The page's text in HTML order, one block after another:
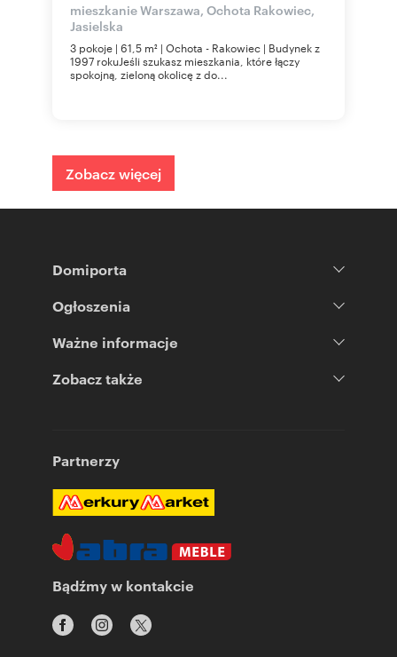
mieszkanie Warszawa, Ochota Rakowiec,
Jasielska
3 pokoje | 61,5 m² | Ochota - Rakowiec | Budynek z
1997 rokuJeśli szukasz mieszkania, które łączy
spokojną, zieloną okolicę z do...
Zobacz więcej
Domiporta
Ogłoszenia
Ważne informacje
Zobacz także
Partnerzy
Bądźmy w kontakcie